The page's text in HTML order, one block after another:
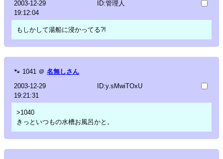
2003-12-29
19:12:04
ID:管理人
もしかして湯船に浸かってる?!
🐾 1041 ＠ 名無しさん
2003-12-29
19:21:31
ID:y.sMwiTOxU
>1040
きっといつもの水槽お風呂かと。